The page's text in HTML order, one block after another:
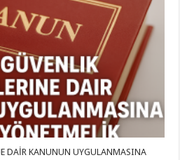
DAİR KANUNUN UYGULANMASINA